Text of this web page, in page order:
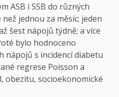
ASB i SSB do různých
jednou za měsíc; jeden
šest nápojů týdně; a více
bylo hodnoceno
nápojů s incidencí diabetu
regrese Poisson a
obezitu, socioekonomické